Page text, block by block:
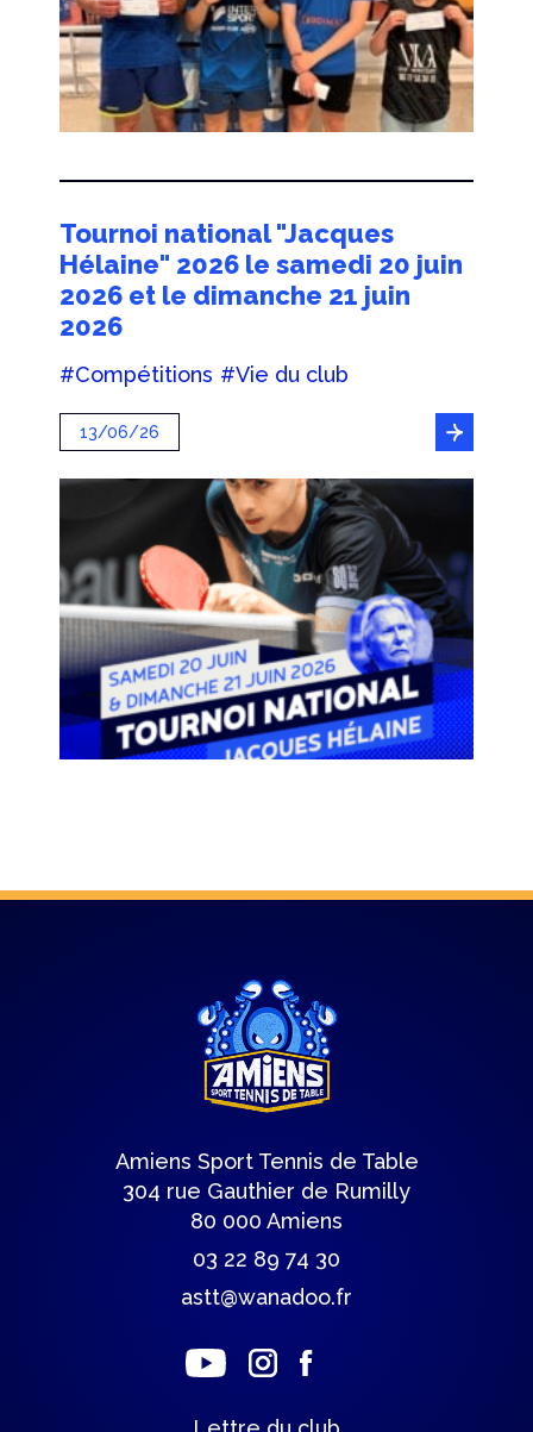
Tournoi national "Jacques
Hélaine" 2026 le samedi 20 juin
2026 et le dimanche 21 juin
2026
#Compétitions #Vie du club
13/06/26
Amiens Sport Tennis de Table
304 rue Gauthier de Rumilly
80 000 Amiens
03 22 89 74 30
astt@wanadoo.fr